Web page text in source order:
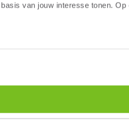
van jouw interesse tonen.